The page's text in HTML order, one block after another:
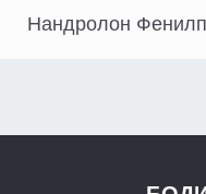
Нандролон